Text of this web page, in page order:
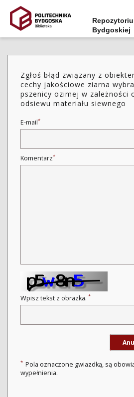
Bydgoskiej
Zgłoś błąd związany z
cechy jakościowe ziarna
pszenicy ozimej w zależności
odsiewu materiału siewnego
E-mail*
Komentarz*
Wpisz tekst z obrazka. *
* Pola oznaczone gwiazdką, są
wypełnienia.